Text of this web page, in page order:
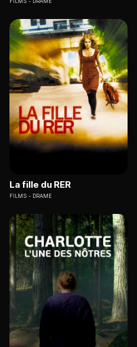
La fille du RER
FILMS DRAME